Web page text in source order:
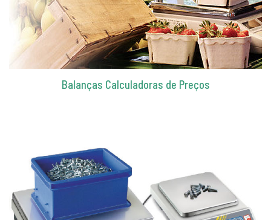
Balanças Calculadoras de Preços